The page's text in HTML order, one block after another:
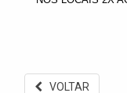
VOLTAR